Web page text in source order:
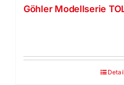
Göhler Modellserie